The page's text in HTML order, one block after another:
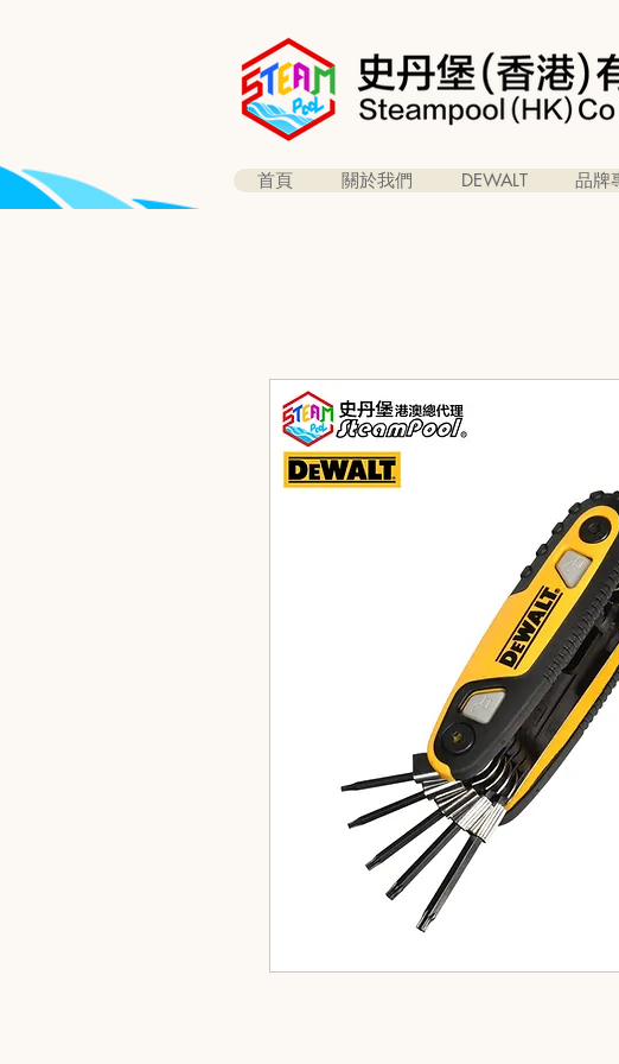
首頁 關於我們 DEWALT 品牌